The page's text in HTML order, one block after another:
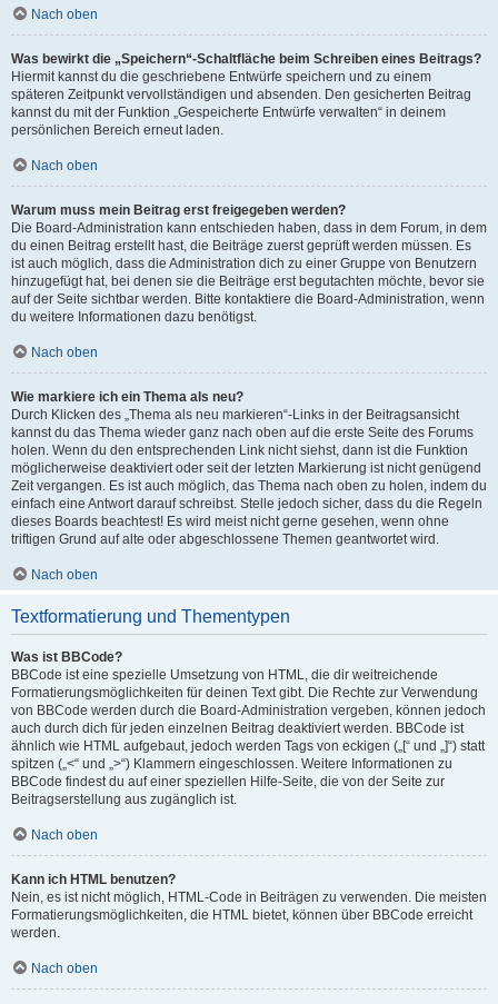
Nach oben
Was bewirkt die „Speichern“-Schaltfläche beim Schreiben eines Beitrags?
Hiermit kannst du die geschriebene Entwürfe speichern und zu einem
späteren Zeitpunkt vervollständigen und absenden. Den gesicherten Beitrag
kannst du mit der Funktion „Gespeicherte Entwürfe verwalten“ in deinem
persönlichen Bereich erneut laden.
Nach oben
Warum muss mein Beitrag erst freigegeben werden?
Die Board-Administration kann entschieden haben, dass in dem Forum, in dem
du einen Beitrag erstellt hast, die Beiträge zuerst geprüft werden müssen. Es
ist auch möglich, dass die Administration dich zu einer Gruppe von Benutzern
hinzugefügt hat, bei denen sie die Beiträge erst begutachten möchte, bevor sie
auf der Seite sichtbar werden. Bitte kontaktiere die Board-Administration, wenn
du weitere Informationen dazu benötigst.
Nach oben
Wie markiere ich ein Thema als neu?
Durch Klicken des „Thema als neu markieren“-Links in der Beitragsansicht
kannst du das Thema wieder ganz nach oben auf die erste Seite des Forums
holen. Wenn du den entsprechenden Link nicht siehst, dann ist die Funktion
möglicherweise deaktiviert oder seit der letzten Markierung ist nicht genügend
Zeit vergangen. Es ist auch möglich, das Thema nach oben zu holen, indem du
einfach eine Antwort darauf schreibst. Stelle jedoch sicher, dass du die Regeln
dieses Boards beachtest! Es wird meist nicht gerne gesehen, wenn ohne
triftigen Grund auf alte oder abgeschlossene Themen geantwortet wird.
Nach oben
Textformatierung und Thementypen
Was ist BBCode?
BBCode ist eine spezielle Umsetzung von HTML, die dir weitreichende
Formatierungsmöglichkeiten für deinen Text gibt. Die Rechte zur Verwendung
von BBCode werden durch die Board-Administration vergeben, können jedoch
auch durch dich für jeden einzelnen Beitrag deaktiviert werden. BBCode ist
ähnlich wie HTML aufgebaut, jedoch werden Tags von eckigen („[“ und „]“) statt
spitzen („<“ und „>“) Klammern eingeschlossen. Weitere Informationen zu
BBCode findest du auf einer speziellen Hilfe-Seite, die von der Seite zur
Beitragserstellung aus zugänglich ist.
Nach oben
Kann ich HTML benutzen?
Nein, es ist nicht möglich, HTML-Code in Beiträgen zu verwenden. Die meisten
Formatierungsmöglichkeiten, die HTML bietet, können über BBCode erreicht
werden.
Nach oben